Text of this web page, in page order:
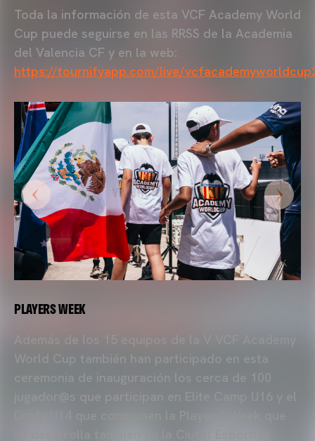
Toda la información de esta VCF Academy World
Cup puede seguirse en las RRSS de la Academia
del Valencia CF y en la web:
https://tournifyapp.com/live/
PLAYERS WEEK
World Cup también han participado en esta
ceremonia de inauguración los cerca de 100
jugador@s que participan en Elite Camp U16 y el